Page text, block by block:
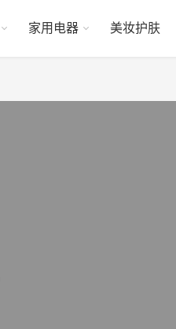
家用电器 美妆护肤